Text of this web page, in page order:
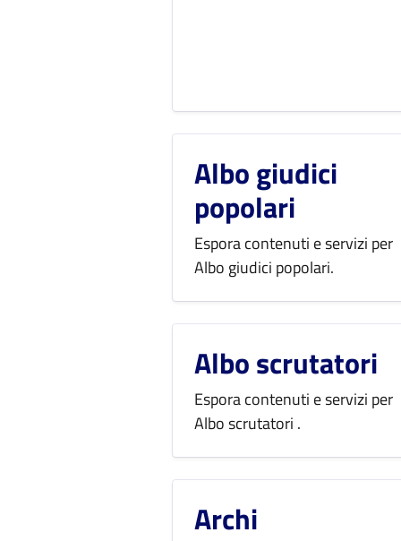
Albo giudici
popolari
Espora contenuti e servizi per
Albo giudici popolari.
Albo scrutatori
Espora contenuti e servizi per
Albo scrutatori .
Archi